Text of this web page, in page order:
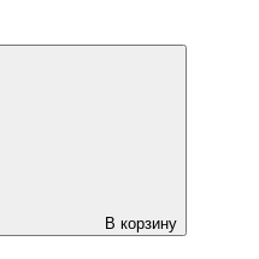
В корзину